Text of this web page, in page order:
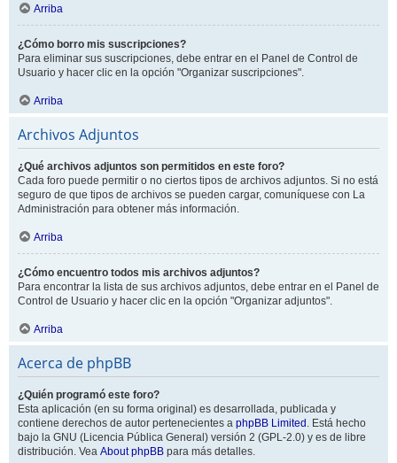
Arriba
¿Cómo borro mis suscripciones?
Para eliminar sus suscripciones, debe entrar en el Panel de Control de
Usuario y hacer clic en la opción "Organizar suscripciones".
Arriba
Archivos Adjuntos
¿Qué archivos adjuntos son permitidos en este foro?
Cada foro puede permitir o no ciertos tipos de archivos adjuntos. Si no está
seguro de que tipos de archivos se pueden cargar, comuníquese con La
Administración para obtener más información.
Arriba
¿Cómo encuentro todos mis archivos adjuntos?
Para encontrar la lista de sus archivos adjuntos, debe entrar en el Panel de
Control de Usuario y hacer clic en la opción "Organizar adjuntos".
Arriba
Acerca de phpBB
¿Quién programó este foro?
Esta aplicación (en su forma original) es desarrollada, publicada y
contiene derechos de autor pertenecientes a phpBB Limited . Está hecho
bajo la GNU (Licencia Pública General) versión 2 (GPL-2.0) y es de libre
distribución. Vea About phpBB para más detalles.